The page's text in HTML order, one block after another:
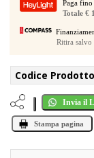
Paga
Totale €
Ritira salvo
Codice
Invia il
Stampa pagina